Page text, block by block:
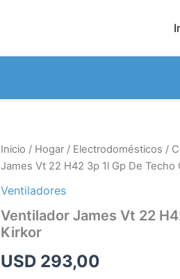
Inicio / Hogar / Electrodomésticos /
James Vt 22 H42 3p 1l Gp De Techo
Ventiladores
Ventilador James Vt 22
Kirkor
USD 293,00
Ventilador
James
22
3p
1l
De